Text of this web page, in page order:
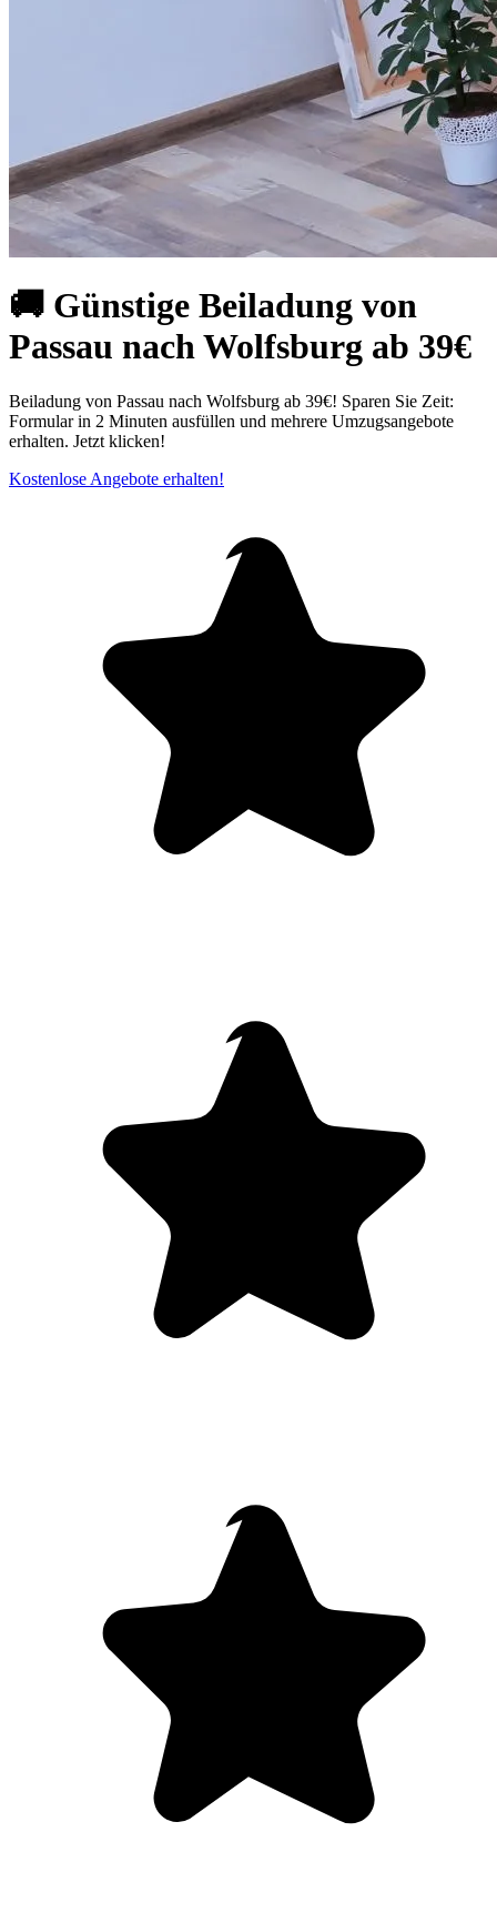
🚚 Günstige Beiladung von
Passau nach Wolfsburg ab 39€
Beiladung von Passau nach Wolfsburg ab 39€! Sparen Sie Zeit:
Formular in 2 Minuten ausfüllen und mehrere Umzugsangebote
erhalten. Jetzt klicken!
Kostenlose Angebote erhalten!